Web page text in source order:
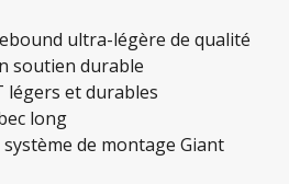
ultra-légère de qualité
soutien durable
légers et durables
long
de montage Giant